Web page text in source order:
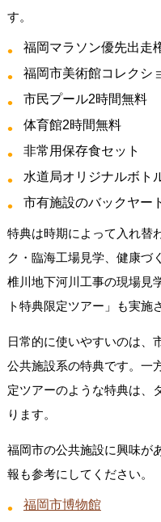
す。
福岡マラソン優先出走
福岡市美術館コレクシ
市民プール2時間無料
体育館2時間無料
非常用保存食セット
水道局オリジナルボト
市有施設のバックヤー
特典は時期によって入れ替
ク・臨海工場見学、健康づ
椎川地下河川工事の現場見
ト特典限定ツアー」も実施
日常的に使いやすいのは、
公共施設系の特典です。一
定ツアーのような特典は、
ります。
福岡市の公共施設に興味が
報も参考にしてください。
福岡市博物館